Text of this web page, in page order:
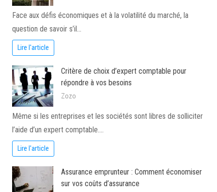
Face aux défis économiques et à la volatilité du marché, la
question de savoir s’il…
Lire l'article
Critère de choix d’expert comptable pour
répondre à vos besoins
Zozo
Même si les entreprises et les sociétés sont libres de solliciter
l’aide d’un expert comptable.…
Lire l'article
Assurance emprunteur : Comment économiser
sur vos coûts d’assurance